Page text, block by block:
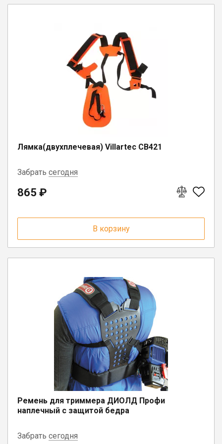
Лямка(двухплечевая) Villartec CB421
Забрать сегодня
пгт. Чагода, ул. Кооперативная, д.
865 ₽
В корзину
Ремень для триммера ДИОЛД Профи
наплечный с защитой бедра
Забрать сегодня